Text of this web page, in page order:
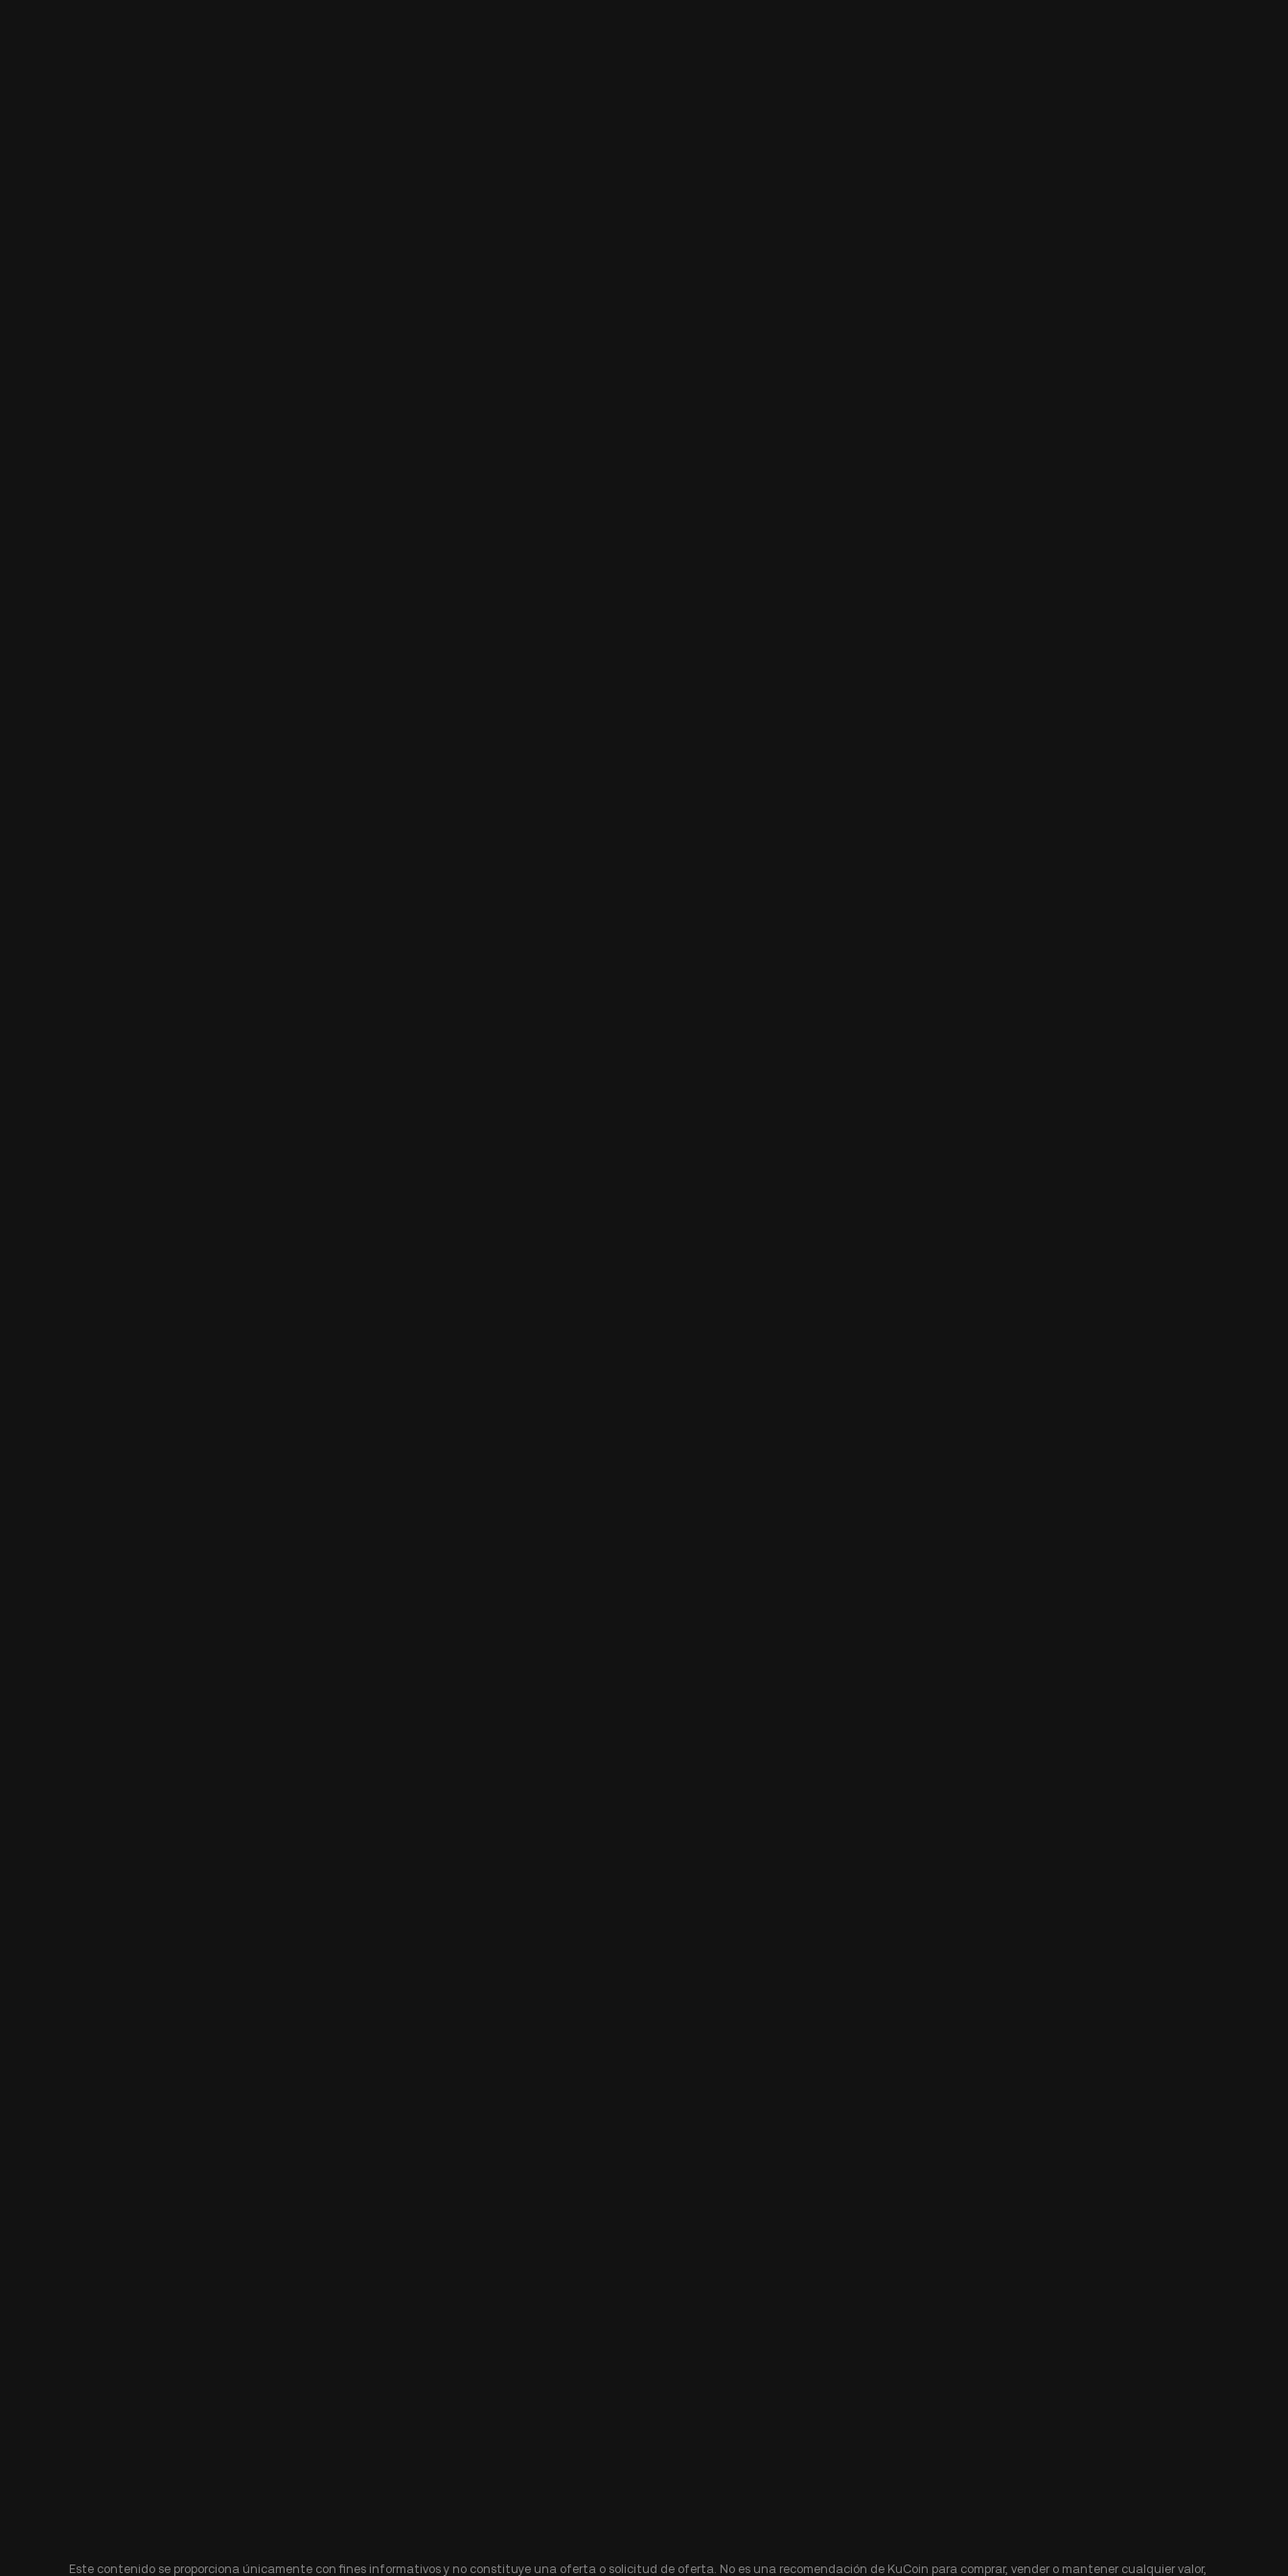
Este contenido se proporciona únicamente con fines informativos y no constituye una oferta o solicitud de oferta. No es una recomendación de KuCoin para comprar, vender o mantener cualquier valor,